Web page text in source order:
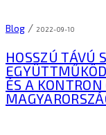
Blog / 2022-09-10
HOSSZÚ TÁVÚ
ÉS A